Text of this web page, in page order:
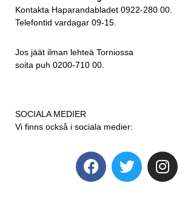
Kontakta Haparandabladet 0922-280 00.
Telefontid vardagar 09-15.
Jos jäät ilman lehteä Torniossa
soita puh 0200-710 00.
SOCIALA MEDIER
Vi finns också i sociala medier: